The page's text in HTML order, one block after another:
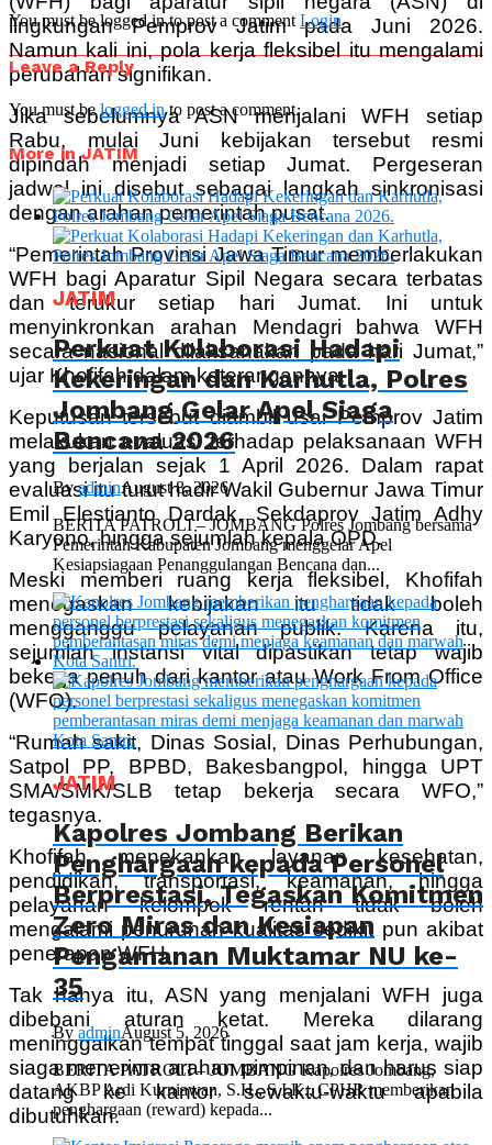
lingkungan Pemprov Jatim pada Juni 2026.
Namun kali ini, pola kerja fleksibel itu mengalami
perubahan signifikan.
Jika sebelumnya ASN menjalani WFH setiap
Rabu, mulai Juni kebijakan tersebut resmi
dipindah menjadi setiap Jumat. Pergeseran
jadwal ini disebut sebagai langkah sinkronisasi
dengan arahan pemerintah pusat.
“Pemerintah Provinsi Jawa Timur memberlakukan
WFH bagi Aparatur Sipil Negara secara terbatas
dan terukur setiap hari Jumat. Ini untuk
menyinkronkan arahan Mendagri bahwa WFH
secara nasional dilaksanakan pada hari Jumat,”
ujar Khofifah dalam keterangannya.
Keputusan tersebut diambil usai Pemprov Jatim
melakukan evaluasi terhadap pelaksanaan WFH
yang berjalan sejak 1 April 2026. Dalam rapat
evaluasi itu turut hadir Wakil Gubernur Jawa Timur
Emil Elestianto Dardak, Sekdaprov Jatim Adhy
Karyono, hingga sejumlah kepala OPD.
Meski memberi ruang kerja fleksibel, Khofifah
menegaskan kebijakan itu tidak boleh
mengganggu pelayanan publik. Karena itu,
sejumlah instansi vital dipastikan tetap wajib
bekerja penuh dari kantor atau Work From Office
(WFO).
“Rumah sakit, Dinas Sosial, Dinas Perhubungan,
Satpol PP, BPBD, Bakesbangpol, hingga UPT
SMA/SMK/SLB tetap bekerja secara WFO,”
tegasnya.
Khofifah menekankan layanan kesehatan,
pendidikan, transportasi, keamanan, hingga
pelayanan kelompok rentan tidak boleh
mengalami penurunan kualitas sedikit pun akibat
penerapan WFH.
Tak hanya itu, ASN yang menjalani WFH juga
dibebani aturan ketat. Mereka dilarang
meninggalkan tempat tinggal saat jam kerja, wajib
siaga menerima arahan pimpinan, dan harus siap
datang ke kantor sewaktu-waktu apabila
dibutuhkan.
You must be logged in to post a comment Login
Leave a Reply
You must belogged into post a comment.
More in JATIM
JATIM
Perkuat Kolaborasi Hadapi
Kekeringan dan Karhutla, Polres
Jombang Gelar Apel Siaga
Bencana 2026
ByadminAugust 8, 2026
BERITA PATROLI – JOMBANG Polres Jombang bersama
Pemerintah Kabupaten Jombang menggelar Apel
Kesiapsiagaan Penanggulangan Bencana dan...
JATIM
Kapolres Jombang Berikan
Penghargaan kepada Personel
Berprestasi, Tegaskan Komitmen
Zero Miras dan Kesiapan
Pengamanan Muktamar NU ke-
35
By adminAugust 5, 2026
BERITA PATROLI – JOMBANG Kapolres Jombang,
AKBP Ardi Kurniawan, S.H., S.I.K., CPHR memberikan
penghargaan (reward) kepada...